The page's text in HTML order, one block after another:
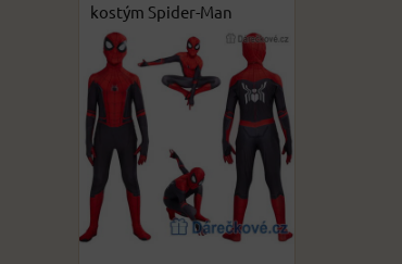
kostým Spider-Man